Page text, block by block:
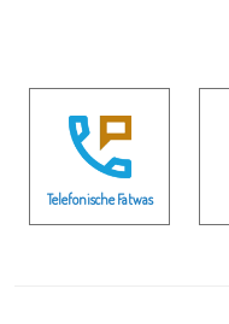
Telefonische Fatwas